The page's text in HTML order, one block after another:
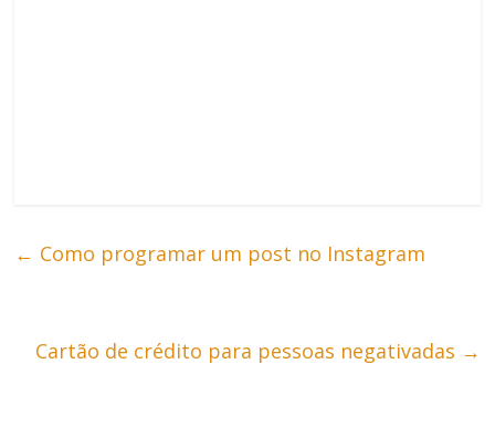
← Como programar um post no Instagram
Cartão de crédito para pessoas negativadas →